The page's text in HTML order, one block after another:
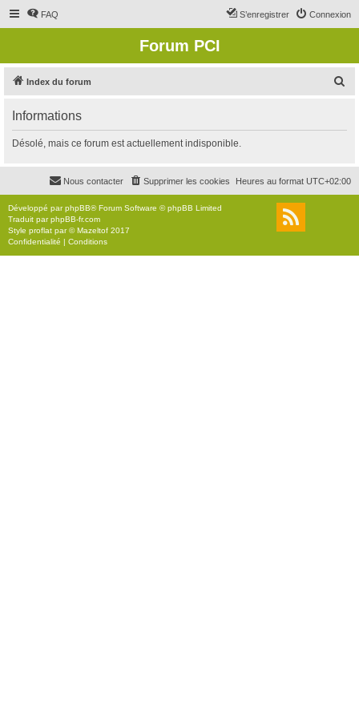
FAQ Connexion
S’enregistrer
Forum PCI
Index du forum
r
c
r
Informations
Désolé, mais ce forum est actuellement indisponible.
Heures au format UTC+02:00
Supprimer les cookies
Nous contacter
Développé parphpBB® Forum Software © phpBB Limited
Traduit parphpBB-fr.com
Style proflat par ©Mazeltof 2017
Confidentialité | Conditions